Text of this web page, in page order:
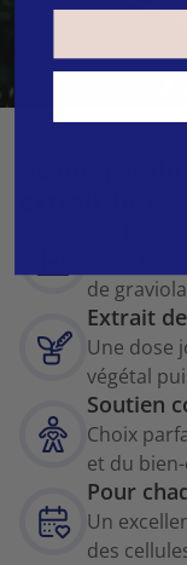
de
Extrait
Une dose
végétal
Soutien
Choix
et du
Pour
Un
des